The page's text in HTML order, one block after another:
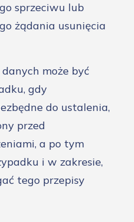
sprzeciwu lub
żądania usunięcia
może być
gdy
do ustalenia,
przed
a po tym
i w zakresie,
tego przepisy